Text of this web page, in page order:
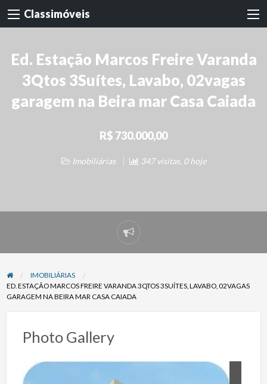
Classimóveis
Ed. Estação Marcos Freire Varanda
3Qtos 3Suítes, Lavabo, 02vagas
garagem na Beira mar Casa Caiada
R$ 730.000,00
Imobiliárias 347 visitas, 0 hoje
Denunciar
problema
IMOBILIÁRIAS
ED. ESTAÇÃO MARCOS FREIRE VARANDA 3QTOS 3SUÍTES, LAVABO, 02VAGAS
GARAGEM NA BEIRA MAR CASA CAIADA
Photo Gallery